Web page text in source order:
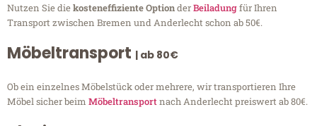
Nutzen Sie diekosteneffiziente OptionderBeiladungfür Ihren
Transport zwischen Bremen und Anderlecht schon ab 50€.
Möbeltransport | ab 80€
Ob ein einzelnes Möbelstück oder mehrere, wir transportieren Ihre
Möbel sicher beim Möbeltransportnach Anderlecht preiswert ab 80€.